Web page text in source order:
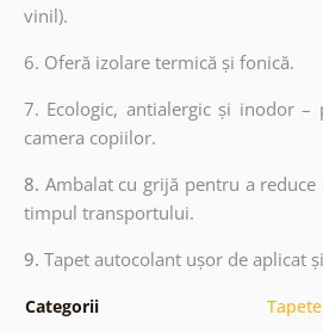
vinil).
6. Oferă izolare termică și fonică.
7. Ecologic, antialergic și inodor
camera copiilor.
8. Ambalat cu grijă pentru a
timpul transportului.
9. Tapet autocolant ușor de aplicat
Categorii